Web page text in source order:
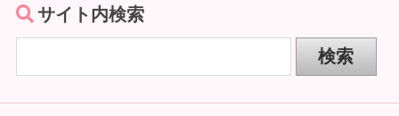
サイト内検索